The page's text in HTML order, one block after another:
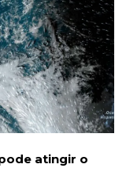
atingir o